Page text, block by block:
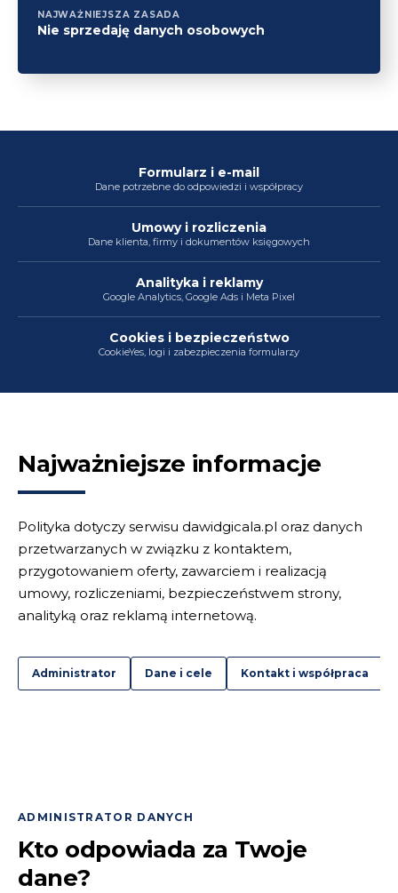
NAJWAŻNIEJSZA ZASADA
Nie sprzedaję danych osobowych
Formularz i e-mail
Dane potrzebne do odpowiedzi i współpracy
Umowy i rozliczenia
Dane klienta, firmy i dokumentów księgowych
Analityka i reklamy
Google Analytics, Google Ads i Meta Pixel
Cookies i bezpieczeństwo
CookieYes, logi i zabezpieczenia formularzy
Najważniejsze informacje
Polityka dotyczy serwisu dawidgicala.pl oraz danych
przetwarzanych w związku z kontaktem,
przygotowaniem oferty, zawarciem i realizacją
umowy, rozliczeniami, bezpieczeństwem strony,
analityką oraz reklamą internetową.
Administrator Dane i cele Kontakt i współpraca
ADMINISTRATOR DANYCH
Kto odpowiada za Twoje
dane?